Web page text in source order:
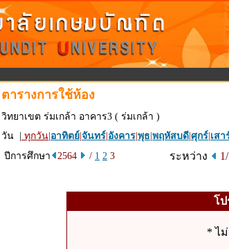
ตารางการใช้ห้อง
วิทยาเขต ร่มเกล้า อาคาร3 ( ร่มเกล้า )
วัน |
ทุกวัน อาทิตย์ จันทร์ อังคาร พุธ พฤหัสบดี ศุกร์ เสา
ปีการศึกษา
2564 / 1 2 3 ระหว่าง
โ
* ไ